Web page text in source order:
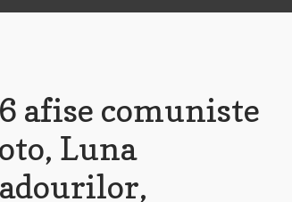
afise comuniste
Luna